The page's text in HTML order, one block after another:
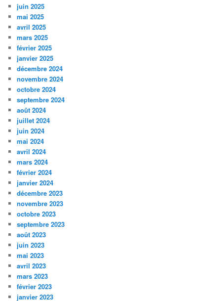
juin 2025
mai 2025
avril 2025
mars 2025
février 2025
janvier 2025
décembre 2024
novembre 2024
octobre 2024
septembre 2024
août 2024
juillet 2024
juin 2024
mai 2024
avril 2024
mars 2024
février 2024
janvier 2024
décembre 2023
novembre 2023
octobre 2023
septembre 2023
août 2023
juin 2023
mai 2023
avril 2023
mars 2023
février 2023
janvier 2023